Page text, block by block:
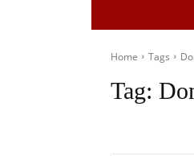
Home Tags
Tag: